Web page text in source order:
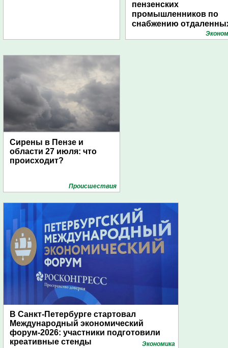
пензенских
промышленников по
снабжению
поселений с помощью
Сирены в Пензе и
области 27 июля: что
происходит?
Проиcшествия
В Санкт-Петербурге стартовал
Международный экономический
форум-2026: участники подготовили
креативные стенды
Экономика